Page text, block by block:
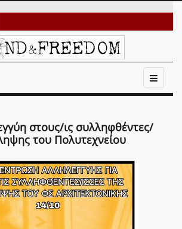
στους/ις συλληφθέντες/
του Πολυτεχνείου